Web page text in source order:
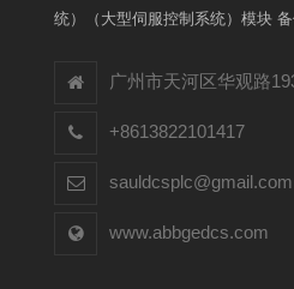
统）（大型伺服控制系统）模块 备
广州市天河区华观路
+8613822101417
sauldcsplc@gmail.com
www.abbgedcs.com